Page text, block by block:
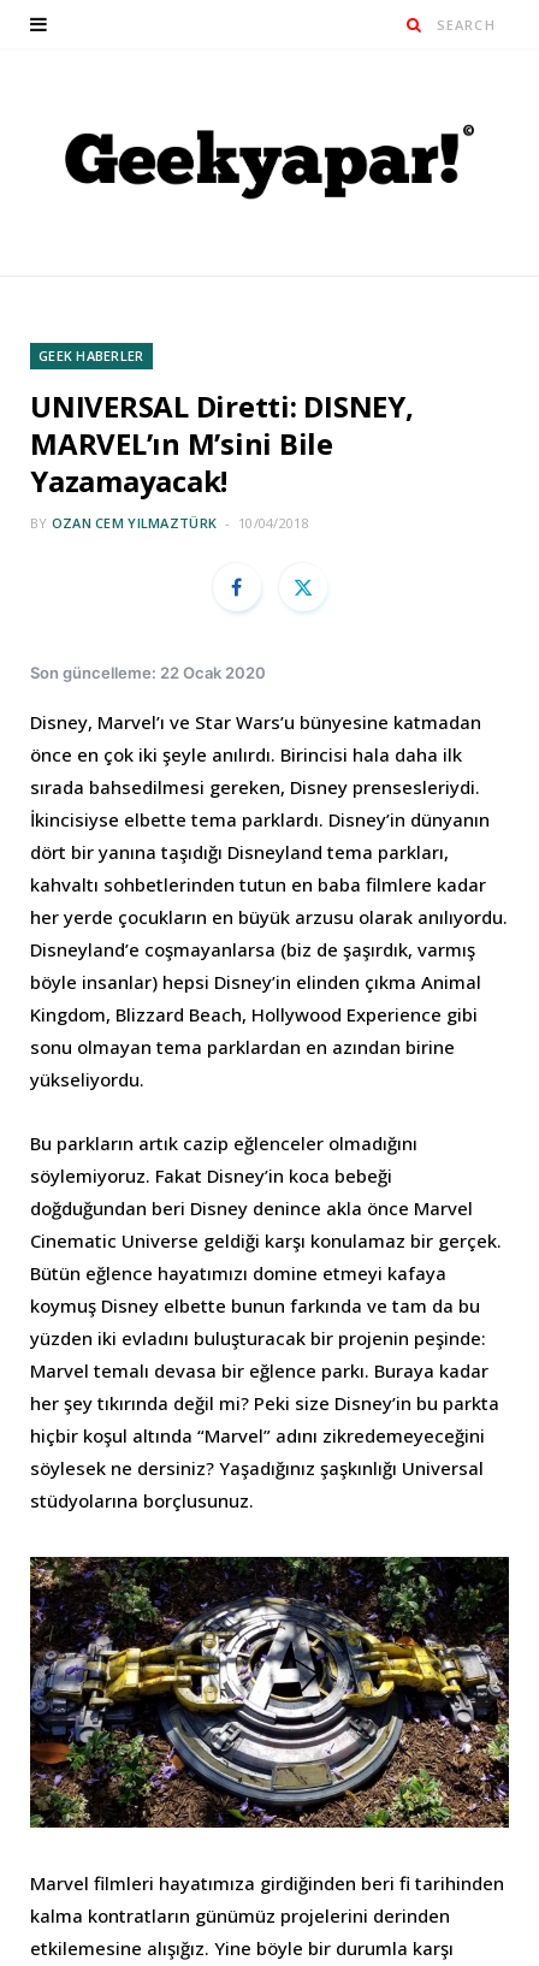
GEEK HABERLER
UNIVERSAL Diretti: DISNEY,
MARVEL’ın M’sini Bile
Yazamayacak!
BY OZAN CEM YILMAZTÜRK 10/04/2018
Son güncelleme: 22 Ocak 2020
Disney, Marvel’ı ve Star Wars’u bünyesine katmadan
önce en çok iki şeyle anılırdı. Birincisi hala daha ilk
sırada bahsedilmesi gereken, Disney prensesleriydi.
İkincisiyse elbette tema parklardı. Disney’in dünyanın
dört bir yanına taşıdığı Disneyland tema parkları,
kahvaltı sohbetlerinden tutun en baba filmlere kadar
her yerde çocukların en büyük arzusu olarak anılıyordu.
Disneyland’e coşmayanlarsa (biz de şaşırdık, varmış
böyle insanlar) hepsi Disney’in elinden çıkma Animal
Kingdom, Blizzard Beach, Hollywood Experience gibi
sonu olmayan tema parklardan en azından birine
yükseliyordu.
Bu parkların artık cazip eğlenceler olmadığını
söylemiyoruz. Fakat Disney’in koca bebeği
doğduğundan beri Disney denince akla önce Marvel
Cinematic Universe geldiği karşı konulamaz bir gerçek.
Bütün eğlence hayatımızı domine etmeyi kafaya
koymuş Disney elbette bunun farkında ve tam da bu
yüzden iki evladını buluşturacak bir projenin peşinde:
Marvel temalı devasa bir eğlence parkı. Buraya kadar
her şey tıkırında değil mi? Peki size Disney’in bu parkta
hiçbir koşul altında “Marvel” adını zikredemeyeceğini
söylesek ne dersiniz? Yaşadığınız şaşkınlığı Universal
stüdyolarına borçlusunuz.
Marvel filmleri hayatımıza girdiğinden beri fi tarihinden
kalma kontratların günümüz projelerini derinden
etkilemesine alışığız. Yine böyle bir durumla karşı